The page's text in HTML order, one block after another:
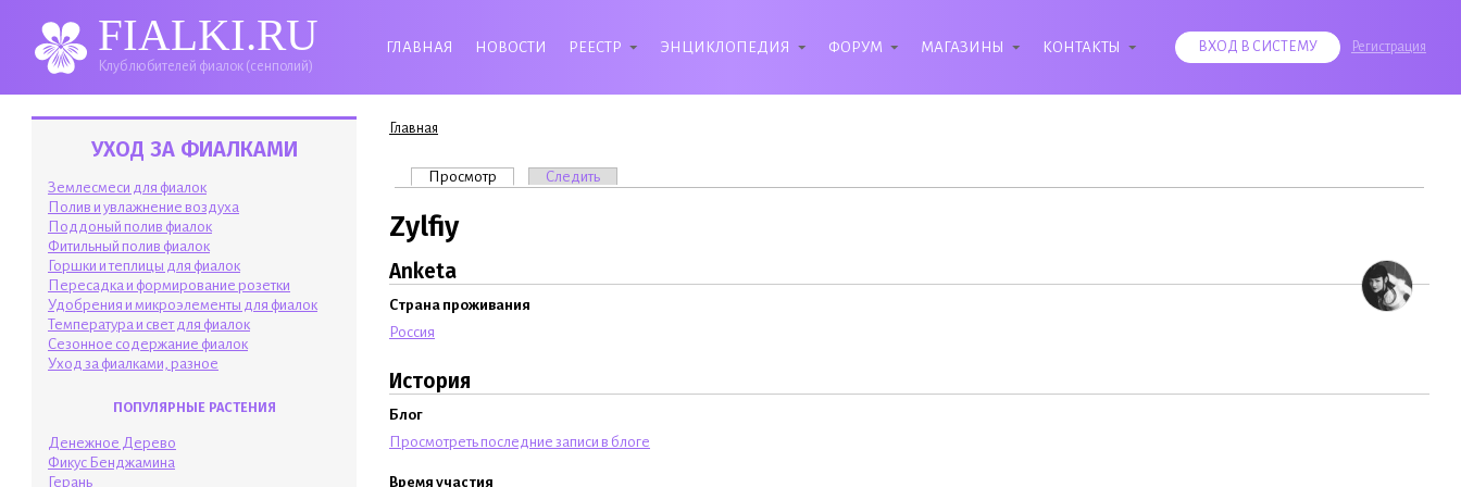
FIALKI.RU
Клуб любителей фиалок (сенполий)
ГЛАВНАЯ НОВОСТИ РЕЕСТР ЭНЦИКЛОПЕДИЯ ФОРУМ МАГАЗИНЫ КОНТАКТЫ ВХОД В СИСТЕМУ Регистрация
УХОД ЗА ФИАЛКАМИ
Землесмеси для фиалок
Полив и увлажнение воздуха
Поддоный полив фиалок
Фитильный полив фиалок
Горшки и теплицы для фиалок
Пересадка и формирование розетки
Удобрения и микроэлементы для фиалок
Температура и свет для фиалок
Сезонное содержание фиалок
Уход за фиалками, разное
ПОПУЛЯРНЫЕ РАСТЕНИЯ
Денежное Дерево
Фикус Бенджамина
Герань
Вы здесь
Главная
Главные вкладки
Просмотр (активная вкладка)
Следить
Zylfiy
Anketa
Страна проживания
Россия
История
Блог
Просмотреть последние записи в блоге
Время участия